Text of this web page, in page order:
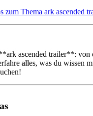
zum Thema ark ascended
ascended trailer**: von
alles, was du wissen